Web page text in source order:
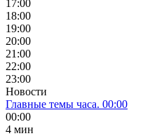
17:00
18:00
19:00
20:00
21:00
22:00
23:00
Новости
Главные темы часа. 00:00
00:00
4 мин